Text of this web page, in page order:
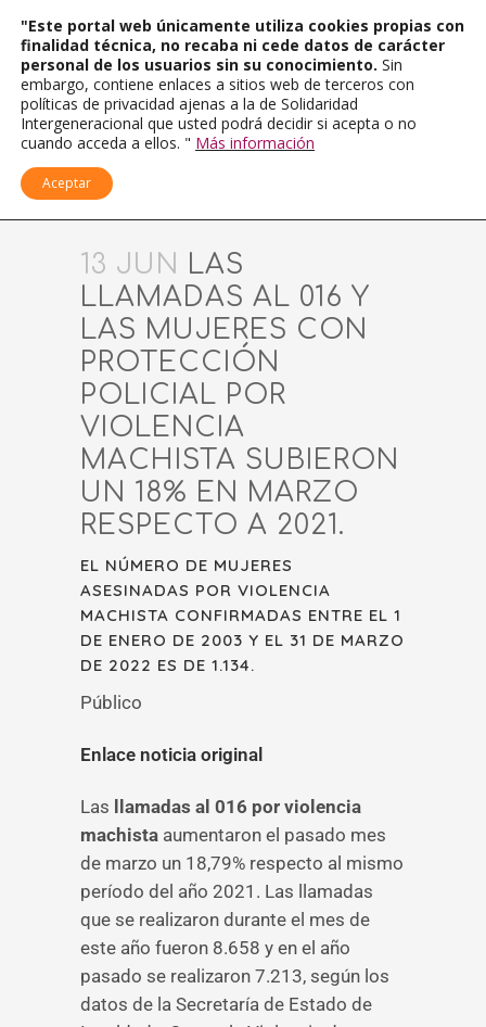
13 JUN LAS
LLAMADAS AL 016 Y
LAS MUJERES CON
PROTECCIÓN
POLICIAL POR
VIOLENCIA
MACHISTA SUBIERON
UN 18% EN MARZO
RESPECTO A 2021.
EL NÚMERO DE MUJERES
ASESINADAS POR VIOLENCIA
MACHISTA CONFIRMADAS ENTRE EL 1
DE ENERO DE 2003 Y EL 31 DE MARZO
DE 2022 ES DE 1.134.
Público
Enlace noticia original
Las
llamadas al 016 por violencia
machista aumentaron el pasado mes
de marzo un 18,79% respecto al mismo
período del año 2021. Las llamadas
que se realizaron durante el mes de
este año fueron 8.658 y en el año
pasado se realizaron 7.213, según los
datos de la Secretaría de Estado de
"Este portal web únicamente utiliza cookies propias con
finalidad técnica, no recaba ni cede datos de carácter
personal de los usuarios sin su conocimiento. Sin
embargo, contiene enlaces a sitios web de terceros con
políticas de privacidad ajenas a la de Solidaridad
Intergeneracional que usted podrá decidir si acepta o no
cuando acceda a ellos. " Más información
Aceptar